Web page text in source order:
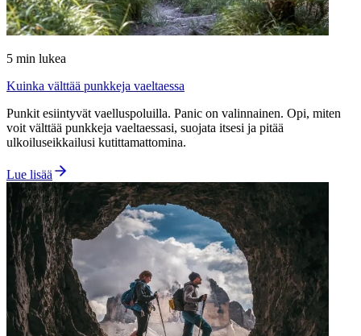
5 min lukea
Kuinka välttää punkkeja vaeltaessa
Punkit esiintyvät vaelluspoluilla. Panic on valinnainen. Opi, miten
voit välttää punkkeja vaeltaessasi, suojata itsesi ja pitää
ulkoiluseikkailusi kutittamattomina.
Lue lisää